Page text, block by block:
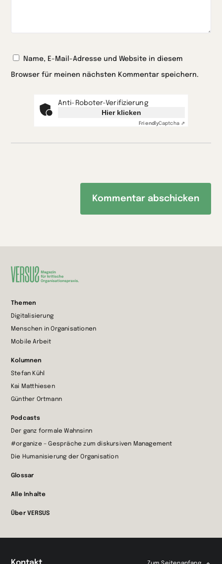
Name, E-Mail-Adresse und Website in diesem
Browser für meinen nächsten Kommentar speichern.
Anti-Roboter-Verifizierung
Hier klicken
FriendlyCaptcha ⇗
Startseite
wechseln
Themen
Digitalisierung
Menschen in Organisationen
Mobile Arbeit
Kolumnen
Stefan Kühl
Kai Matthiesen
Günther Ortmann
Podcasts
Der ganz formale Wahnsinn
#organize – Gespräche zum diskursiven Management
Die Humanisierung der Organisation
Glossar
Alle Inhalte
Über VERSUS